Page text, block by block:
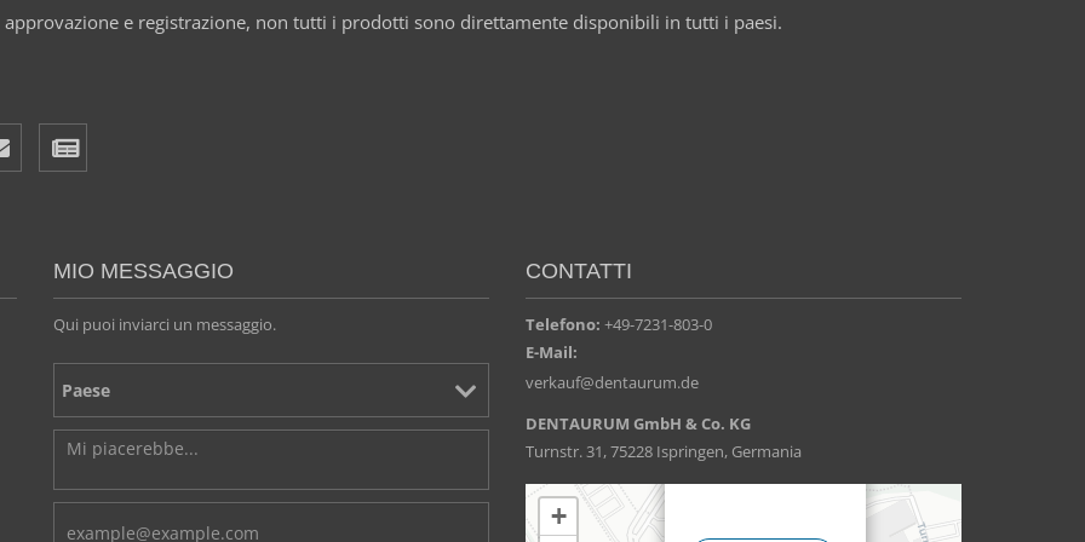
e registrazione, non tutti i prodotti sono direttamente disponibili in tutti i paesi.
MIO MESSAGGIO
Qui puoi inviarci un messaggio.
CONTATTI
Telefono: +49-7231-803-0
E-Mail:
verkauf@dentaurum.de
DENTAURUM GmbH & Co. KG
Turnstr. 31, 75228 Ispringen, Germania